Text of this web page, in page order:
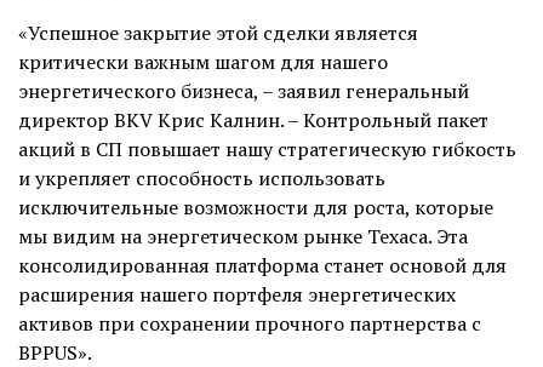
«Успешное закрытие этой сделки является
критически важным шагом для нашего
энергетического бизнеса, – заявил генеральный
директор BKV Крис Калнин. – Контрольный пакет
акций в СП повышает нашу стратегическую гибкость
и укрепляет способность использовать
исключительные возможности для роста, которые
мы видим на энергетическом рынке Техаса. Эта
консолидированная платформа станет основой для
расширения нашего портфеля энергетических
активов при сохранении прочного партнерства с
BPPUS».